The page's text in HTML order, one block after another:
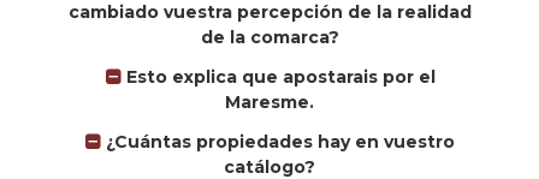
cambiado vuestra percepción de la realidad
de la comarca?
Esto explica que apostarais por el
Maresme.
¿Cuántas propiedades hay en vuestro
catálogo?